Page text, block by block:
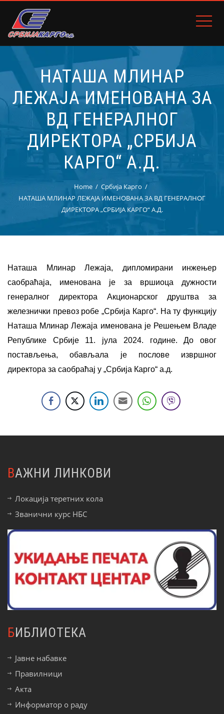
НАТАША МЛИНАР
ЛЕЖАЈА ИМЕНОВАНА ЗА
ВД ГЕНЕРАЛНОГ
ДИРЕКТОРА „СРБИЈА
КАРГО“ А.Д.
Home
Србија Карго
НАТАША МЛИНАР ЛЕЖАЈА ИМЕНОВАНА ЗА ВД ГЕНЕРАЛНОГ
ДИРЕКТОРА „СРБИЈА КАРГО“ А.Д.
Наташа Млинар Лежаја, дипломирани инжењер
саобраћаја, именована је за вршиоца дужности
генералног директора Акционарског друштва за
железнички превоз робе „Србија Карго“. На ту функцију
Наташа Млинар Лежаја именована је Решењем Владе
Републике Србије 11. јула 2024. године. До овог
постављења, обављала је послове извршног
директора за саобраћај у „Србија Карго“ а.д.
ВАЖНИ ЛИНКОВИ
Локација теретних кола
Званични курс НБС
БИБЛИОТЕКА
Јавне набавке
Правилници
Акта
Информатор о раду